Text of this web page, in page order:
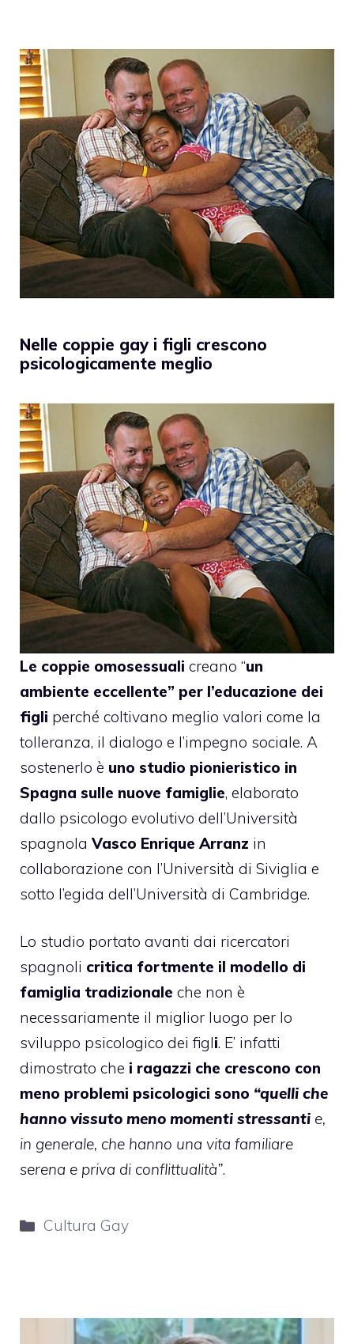
Nelle coppie gay i figli crescono
psicologicamente meglio
Le coppie omosessuali creano “un
ambiente eccellente” per l’educazione dei
figli perché coltivano meglio valori come la
tolleranza, il dialogo e l’impegno sociale. A
sostenerlo è uno studio pionieristico in
Spagna sulle nuove famiglie, elaborato
dallo psicologo evolutivo dell’Università
spagnolaVasco Enrique Arranz in
collaborazione con l’Università di Siviglia e
sotto l’egida dell’Università di Cambridge.
Lo studio portato avanti dai ricercatori
spagnoli critica fortmente il modello di
famiglia tradizionale che non è
necessariamente il miglior luogo per lo
sviluppo psicologico dei figli. E’ infatti
dimostrato che i ragazzi che crescono con
meno problemi psicologici sono “quelli che
hanno vissuto meno momenti stressanti e,
in generale, che hanno una vita familiare
serena e priva di conflittualità”.
Categorie
Cultura Gay